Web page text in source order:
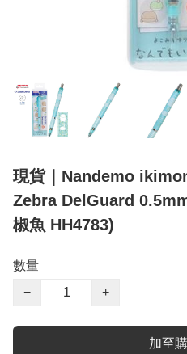
現貨｜Nandemo
Zebra DelGuard
椒魚 HH4783)
數量
−
+
加至